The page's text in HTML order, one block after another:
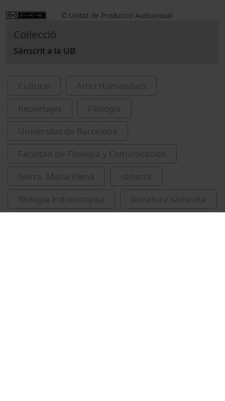
© Unitat de Producció Audiovisual
Col·lecció
Sànscrit a la UB
Cultural
Arts i Humanitats
Reportajes
Filologia
Universitat de Barcelona
Facultad de Filología y Comunicación
Sierra, Maria Elena
sànscrit
filologia indoeuropea
literatura sànscrita